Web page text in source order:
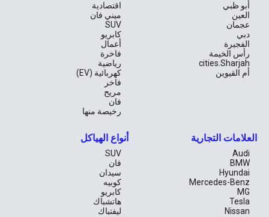
أبو ظبي
العين
عجمان
دبي
الفجيرة
رأس الخيمة
cities.Sharjah
أم القيوين
اقتصادية
ميني فان
SUV
كابريو
أعمال
فاخرة
رياضية
كهربائية (EV)
فاخر
مريح
فان
رخيصة منها
العلامات التجارية
Audi
BMW
Hyundai
Mercedes-Benz
MG
Tesla
Nissan
أنواع الهياكل
SUV
فان
سيدان
كوبيه
كابريو
هاتشباك
ليفتباك